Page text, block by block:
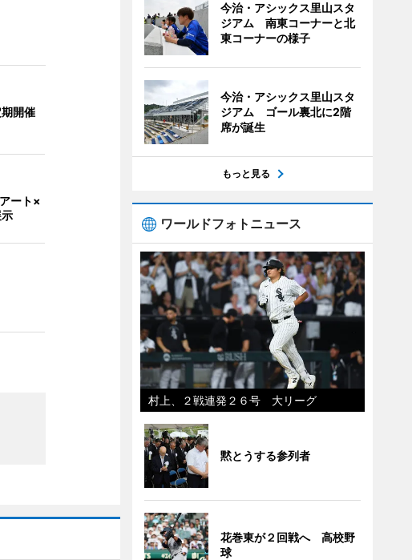
開催
ート×
今治・アシックス里山スタ
ジアム 南東コーナーと北
東コーナーの様子
今治・アシックス里山スタ
ジアム ゴール裏北に2階
席が誕生
もっと見る
ワールドフォトニュース
村上、２戦連発２６号 大リーグ
黙とうする参列者
花巻東が２回戦へ 高校野
球